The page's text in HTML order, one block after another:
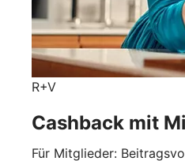
R+V
Cashback mit
Für Mitglieder: